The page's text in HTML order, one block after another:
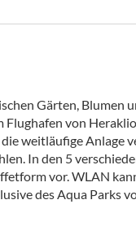
Gärten, Blumen
von
weitläufige Anlage
In den 5
vor. WLAN
des Aqua Parks